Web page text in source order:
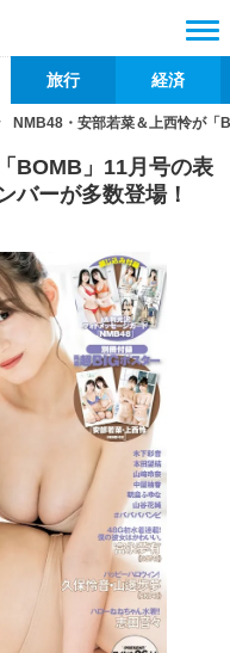
旅行 経済
NMB48・安部若菜＆上西怜が「
BOMB」11月号の表
バーが多数登場！